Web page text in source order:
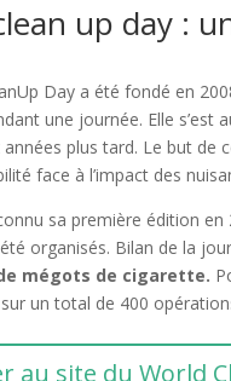
up day :
Day a été fondé en
une journée. Elle s’est
années plus tard. Le but de
face à l’impact des
sa première édition
organisés. Bilan de la
mégots de cigarette.
un total de 400
au site du World